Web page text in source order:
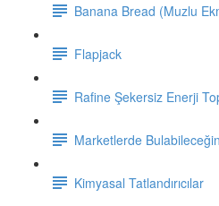
Banana Bread (Muzlu
Flapjack
Rafine Şekersiz Enerji
Marketlerde Bulabileceğin
Kimyasal Tatlandırıcılar